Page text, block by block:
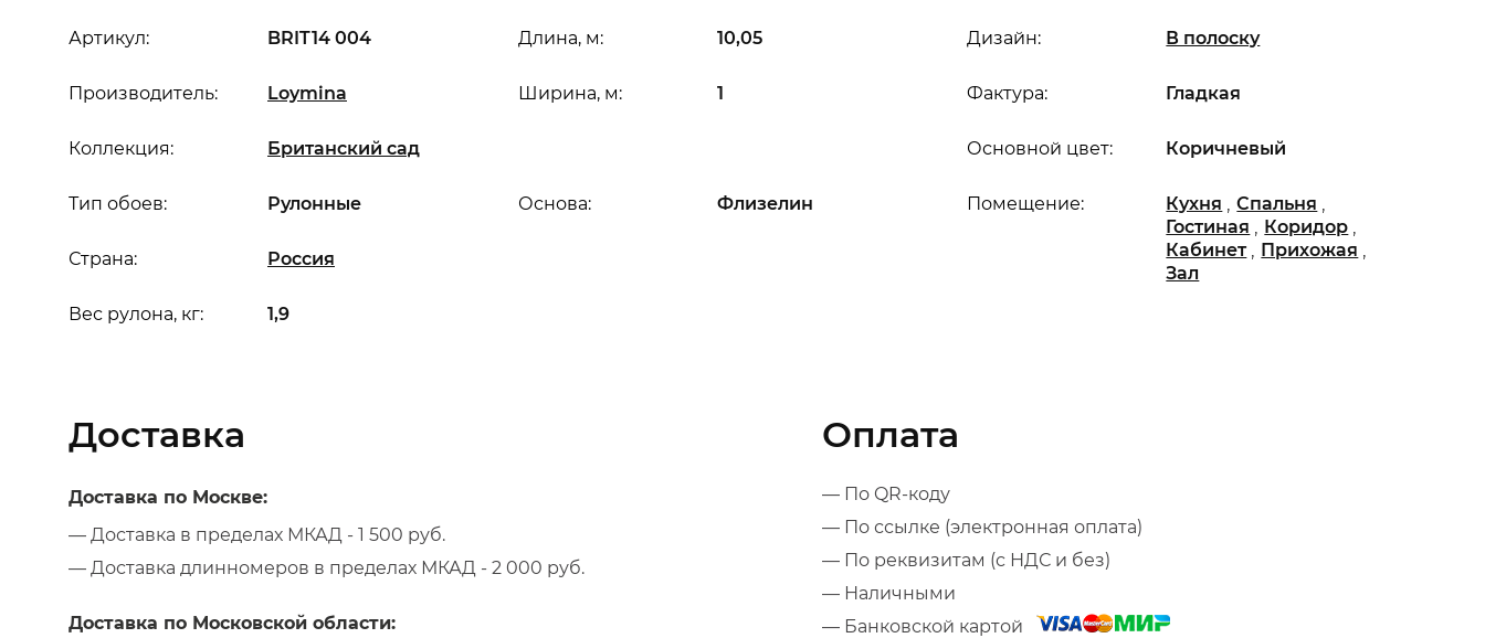
Артикул: BRIT14 004
Производитель: Loymina
Коллекция: Британский сад
Длина, м: 10,05
Ширина, м: 1
Вес рулона, кг: 1,9
Основной цвет: Коричневый
Дизайн: В полоску
Основа: Флизелин Помещение: Кухня ,Спальня ,
Гостиная , Коридор ,
Кабинет , Прихожая ,
Зал
Страна: Россия
Тип обоев: Рулонные
Фактура: Гладкая
Доставка
Доставка по Москве:
— Доставка в пределах МКАД - 1 500 руб.
— Доставка длинномеров в пределах МКАД - 2 000 руб.
Доставка по Московской области:
Оплата
— По QR-коду
— По ссылке (электронная оплата)
— По реквизитам (с НДС и без)
— Наличными
— Банковской картой